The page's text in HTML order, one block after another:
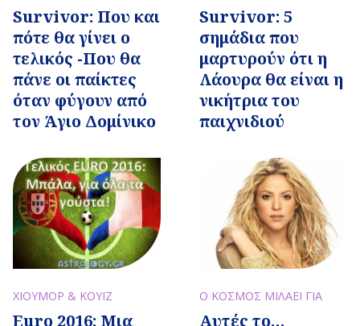
Survivor: Που και
πότε θα γίνει ο
τελικός -Που θα
πάνε οι παίκτες
όταν φύγουν από
τον Άγιο Δομίνικο
Survivor: 5
σημάδια που
μαρτυρούν ότι η
Λάουρα θα είναι η
νικήτρια του
παιχνιδιού
ΧΙΟΥΜΟΡ & ΚΟΥΙΖ
Euro 2016: Μια
Ο ΚΟΣΜΟΣ ΜΙΛΑΕΙ ΓΙΑ
Αυτές το…